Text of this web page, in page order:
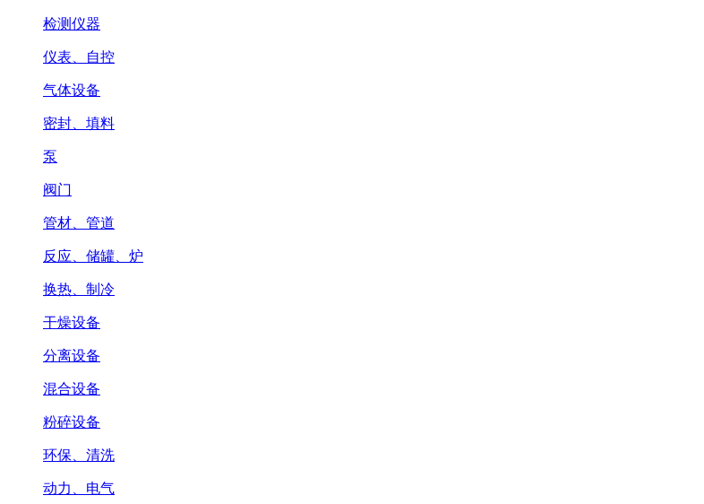
检测仪器
仪表、自控
气体设备
密封、填料
泵
阀门
管材、管道
反应、储罐、炉
换热、制冷
干燥设备
分离设备
混合设备
粉碎设备
环保、清洗
动力、电气